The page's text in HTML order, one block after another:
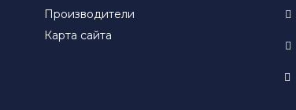
Производители
Карта сайта